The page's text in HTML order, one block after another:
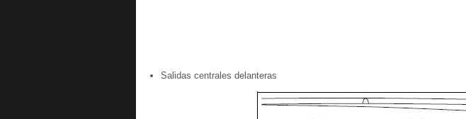
Salidas centrales delanteras